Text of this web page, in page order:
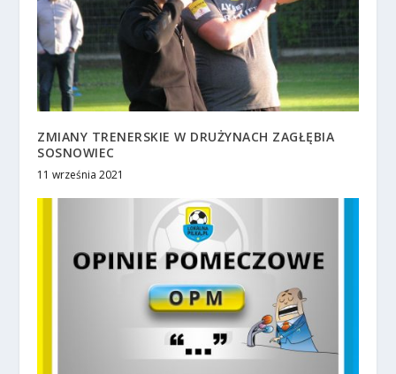
ZMIANY TRENERSKIE W DRUŻYNACH ZAGŁĘBIA
SOSNOWIEC
11 września 2021